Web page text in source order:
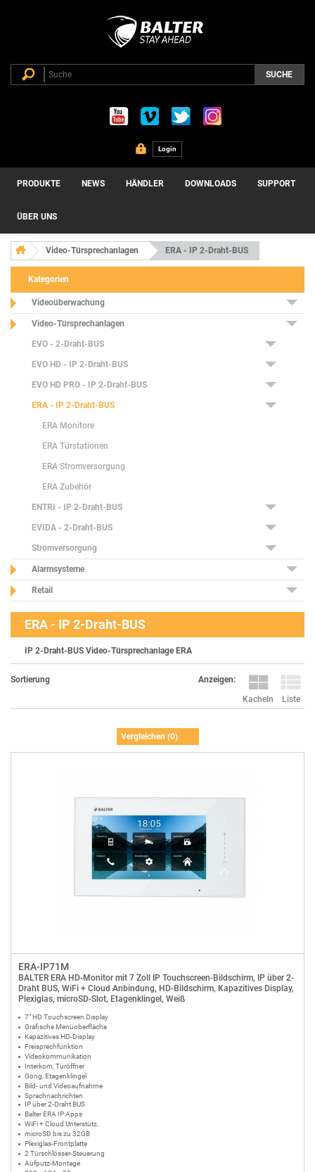
SUCHE
Login
PRODUKTE NEWS HÄNDLER DOWNLOADS SUPPORT
ÜBER UNS
Video-Türsprechanlagen ERA - IP 2-Draht-BUS
Kategorien
Videoüberwachung
Video-Türsprechanlagen
EVO - 2-Draht-BUS
EVO HD - IP 2-Draht-BUS
EVO HD PRO - IP 2-Draht-BUS
ERA - IP 2-Draht-BUS
ERA Monitore
ERA Türstationen
ERA Stromversorgung
ERA Zubehör
ENTRI - IP 2-Draht-BUS
EVIDA - 2-Draht-BUS
Stromversorgung
Alarmsysteme
Retail
ERA - IP 2-Draht-BUS
IP 2-Draht-BUS Video-Türsprechanlage ERA
Sortierung
Anzeigen:
Kacheln
Liste
Vergleichen (0)
ERA-IP71M
BALTER ERA HD-Monitor mit 7 Zoll IP Touchscreen-Bildschirm, IP über 2-
Draht BUS, WiFi + Cloud Anbindung, HD-Bildschirm, Kapazitives Display,
Plexiglas, microSD-Slot, Etagenklingel, Weiß
7" HD Touchscreen Display
Grafische Menüoberfläche
Kapazitives HD-Display
Freisprechfunktion
Videokommunikation
Interkom, Türöffner
Gong, Etagenklingel
Bild- und Videoaufnahme
Sprachnachrichten
IP über 2-Draht BUS
Balter ERA IP Apps
WiFi + Cloud Unterstütz.
microSD bis zu 32GB
Plexiglas-Frontplatte
2 Türschlösser-Steuerung
Aufputz-Montage